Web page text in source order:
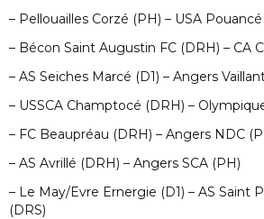
– Pellouailles Corzé (PH) – USA
– Bécon Saint Augustin FC (DRH) – CA
– AS Seiches Marcé (D1) – Angers
– USSCA Champtocé (DRH) –
– FC Beaupréau (DRH) – Angers NDC
– AS Avrillé (DRH) – Angers SCA (PH)
– Le May/Evre Ernergie (D1) – AS Saint
(DRS)